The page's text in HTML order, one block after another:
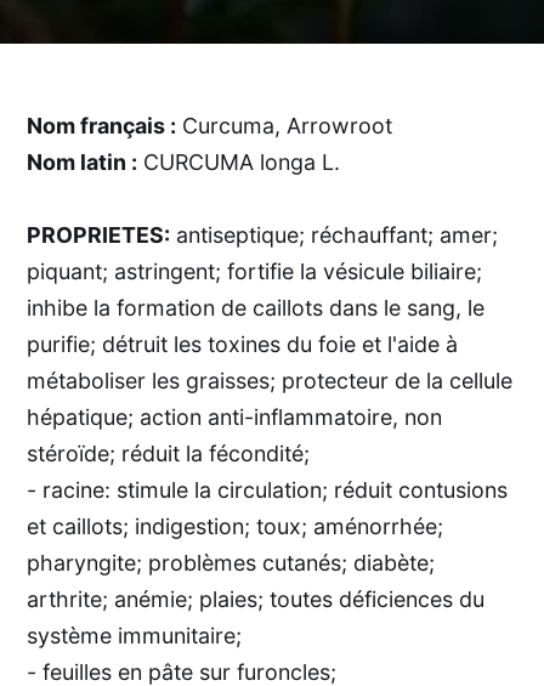
Nom français : Curcuma, Arrowroot
Nom latin : CURCUMA longa L.
PROPRIETES: antiseptique; réchauffant; amer;
piquant; astringent; fortifie la vésicule biliaire;
inhibe la formation de caillots dans le sang, le
purifie; détruit les toxines du foie et l'aide à
métaboliser les graisses; protecteur de la cellule
hépatique; action anti-inflammatoire, non
stéroïde; réduit la fécondité;
- racine: stimule la circulation; réduit contusions
et caillots; indigestion; toux; aménorrhée;
pharyngite; problèmes cutanés; diabète;
arthrite; anémie; plaies; toutes déficiences du
système immunitaire;
- feuilles en pâte sur furoncles;